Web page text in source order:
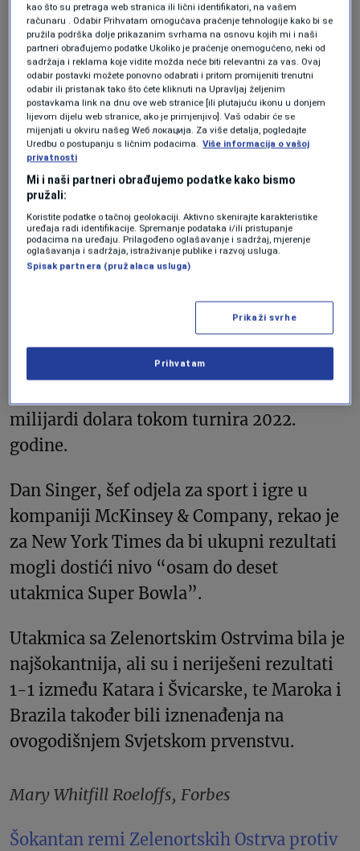
Devet posto, to su bile kvote na koje se
pobjednički igrač Polymarketa kladio na
putu do svoje isplate od 4,7 miliona dolara.
Većina ima legalan pristup
sportskom klađenju
Veliki šokovi su dio tradicije turnira, a ovo
je prvo Svjetsko prvenstvo gdje većina
američke populacije ima legalan pristup
Istraživačka firma Eilers & Krejcik Gaming
procjenjuje da će u SAD biti uloženo 4,4
milijardi dolara tokom turnira 2022.
godine.
Dan Singer, šef odjela za sport i igre u
kompaniji McKinsey & Company, rekao je
za New York Times da bi ukupni rezultati
mogli dostići nivo “osam do deset
utakmica Super Bowla”.
Utakmica sa Zelenortskim Ostrvima bila je
najšokantnija, ali su i neriješeni rezultati
1-1 između Katara i Švicarske, te Maroka i
Brazila također bili iznenađenja na
ovogodišnjem Svjetskom prvenstvu.
Mary Whitfill Roeloffs, Forbes
Šokantan remi Zelenortskih Ostrva protiv
kao što su pretraga web stranica ili lični identifikatori, na vašem
računaru . Odabir Prihvatam omogućava praćenje tehnologije kako bi se
pružila podrška dolje prikazanim svrhama na osnovu kojih mi i naši
partneri obrađujemo podatke Ukoliko je praćenje onemogućeno, neki od
sadržaja i reklama koje vidite možda neće biti relevantni za vas. Ovaj
odabir postavki možete ponovno odabrati i pritom promijeniti trenutni
odabir ili pristanak tako što ćete kliknuti na Upravljaj željenim
postavkama link na dnu ove web stranice [ili plutajuću ikonu u donjem
lijevom dijelu web stranice, ako je primjenjivo]. Vaš odabir će se
mijenjati u okviru našeg Wеб локација. Za više detalja, pogledajte
Uredbu o postupanju s ličnim podacima. Više informacija o vašoj
privatnosti
Mi i naši partneri obrađujemo podatke kako bismo
pružali:
Koristite podatke o tačnoj geolokaciji. Aktivno skenirajte karakteristike
uređaja radi identifikacije. Spremanje podataka i/ili pristupanje
podacima na uređaju. Prilagođeno oglašavanje i sadržaj, mjerenje
oglašavanja i sadržaja, istraživanje publike i razvoj usluga.
Spisak partnera (pružalaca usluga)
Prikaži svrhe
Prihvatam